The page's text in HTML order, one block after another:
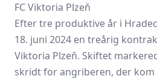
FC Viktoria Plzeň
Efter tre produktive år i
18. juni 2024 en treårig
Viktoria Plzeň. Skiftet
skridt for angriberen, der kom